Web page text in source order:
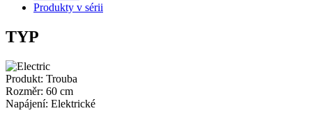
množství
Produkty v sérii
TYP
Produkt: Trouba
Rozměr: 60 cm
Napájení: Elektrické